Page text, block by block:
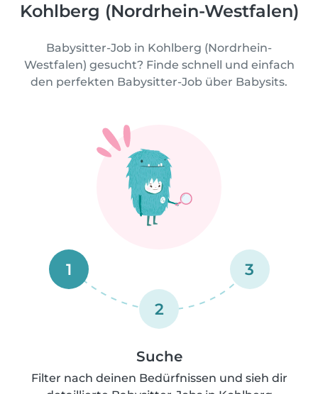
Kohlberg (Nordrhein-Westfalen)
Babysitter-Job in Kohlberg (Nordrhein-
Westfalen) gesucht? Finde schnell und einfach
den perfekten Babysitter-Job über Babysits.
1
2
3
Suche
Filter nach deinen Bedürfnissen und sieh dir